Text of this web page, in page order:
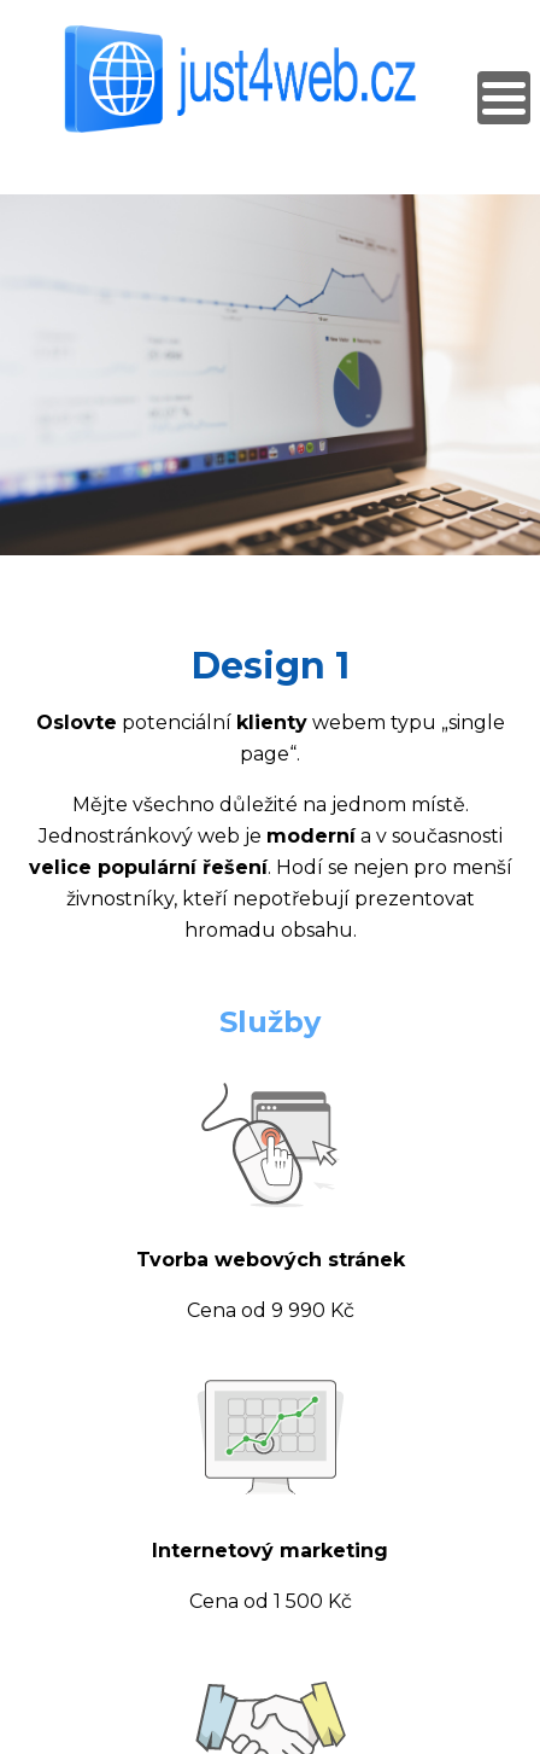
Design 1
Oslovte potenciální klientywebem typu „single
page“.
Mějte všechno důležité na jednom místě.
Jednostránkový web je modernía v současnosti
velice populární řešení. Hodí se nejen pro menší
živnostníky, kteří nepotřebují prezentovat
hromadu obsahu.
Služby
Tvorba webových stránek
Cena od 9 990 Kč
Internetový marketing
Cena od 1 500 Kč